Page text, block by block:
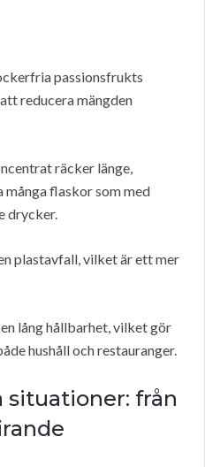
passionsfrukts
reducera mängden
räcker länge,
många flaskor som med
drycker.
plastavfall, vilket är ett mer
lång hållbarhet, vilket gör
hushåll och restauranger.
situationer: från